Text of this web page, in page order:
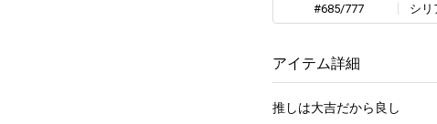
#685/777 シリ
アイテム詳細
推しは大吉だから良し